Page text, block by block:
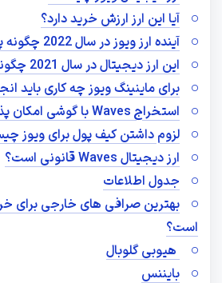
آیا این ارز ارزش خرید دارد؟
آینده ارز ویوز در سال 2022 چگونه پیش بینی می شود؟
این ارز دیجیتال در سال 2021 چگونه خود را نشان داد؟
برای ماینینگ ویوز چه کاری باید
استخراج Waves با گوشی امکان پذیر است؟
لزوم داشتن کیف پول برای ویوز
ارز دیجیتال Waves قانونی است؟
جدول اطلاعات
است؟
هیوبی گلوبال
بایننس